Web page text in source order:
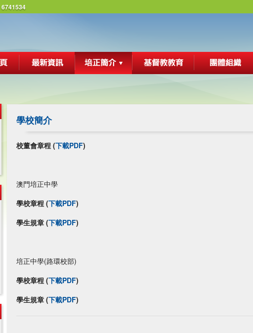
6741534
學校簡介
校董會章程 (下載PDF)
澳門培正中學
學校章程 (下載PDF)
學生規章 (下載PDF)
培正中學(路環校部)
學校章程 (下載PDF)
學生規章 (下載PDF)